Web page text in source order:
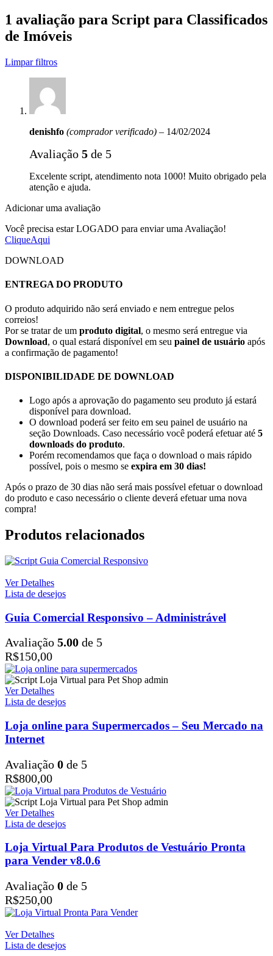
1 avaliação para Script para Classificados
de Imóveis
Limpar filtros
denishfo (comprador verificado) – 14/02/2024
Avaliação 5 de 5
Excelente script, atendimento nota 1000! Muito obrigado pela
atenção e ajuda.
Adicionar uma avaliação
Você precisa estar LOGADO para enviar uma Avaliação!
CliqueAqui
DOWNLOAD
ENTREGA DO PRODUTO
O produto adquirido não será enviado e nem entregue pelos
correios!
Por se tratar de um produto digital, o mesmo será entregue via
Download, o qual estará disponível em seu painel de usuário após
a confirmação de pagamento!
DISPONIBILIDADE DE DOWNLOAD
Logo após a aprovação do pagamento seu produto já estará
disponível para download.
O download poderá ser feito em seu painel de usuário na
seção Downloads. Caso necessário você poderá efetuar até 5
downloads do produto.
Porém recomendamos que faça o download o mais rápido
possível, pois o mesmo se expira em 30 dias!
Após o prazo de 30 dias não será mais possível efetuar o download
do produto e caso necessário o cliente deverá efetuar uma nova
compra!
Produtos relacionados
Ver Detalhes
Lista de desejos
Guia Comercial Responsivo – Administrável
Avaliação 5.00 de 5
R$150,00
Ver Detalhes
Lista de desejos
Loja online para Supermercados – Seu Mercado na
Internet
Avaliação 0 de 5
R$800,00
Ver Detalhes
Lista de desejos
Loja Virtual Para Produtos de Vestuário Pronta
para Vender v8.0.6
Avaliação 0 de 5
R$250,00
Ver Detalhes
Lista de desejos